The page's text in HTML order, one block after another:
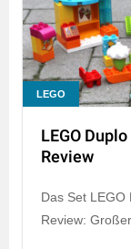
LEGO
LEGO
Review
Das Set
Review: